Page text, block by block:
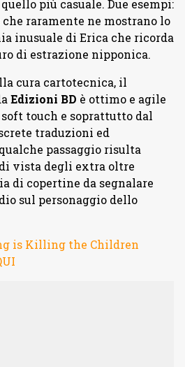
più casuale. Due esempi:
raramente ne mostrano lo
inusuale di Erica che ricorda
di estrazione nipponica.
cura cartotecnica, il
Edizioni BD è ottimo e agile
touch e soprattutto dal
traduzioni ed
passaggio risulta
vista degli extra oltre
di copertine da segnalare
sul personaggio dello
is Killing the Children